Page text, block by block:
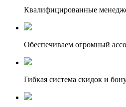
Квалифицированные
Обеспечиваем огромный
Гибкая система скидок и